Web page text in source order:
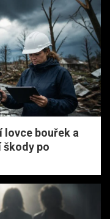
lovce bouřek a
po